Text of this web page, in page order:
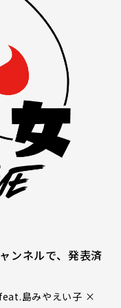
ンネルで、発表済
島みやえい子 ×